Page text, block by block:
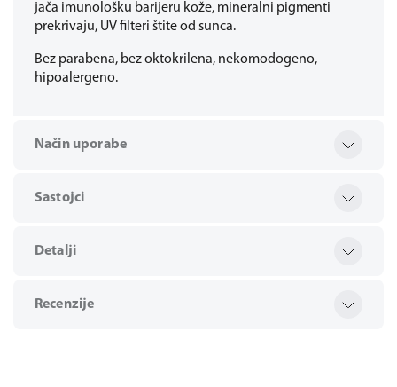
jača imunološku barijeru kože, mineralni pigmenti
prekrivaju, UV filteri štite od sunca.
Bez parabena, bez oktokrilena, nekomodogeno,
hipoalergeno.
Način uporabe
Sastojci
Detalji
Recenzije